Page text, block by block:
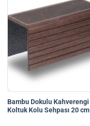
Bambu Dokulu Kahverengi
Koltuk Kolu Sehpası 20 cm